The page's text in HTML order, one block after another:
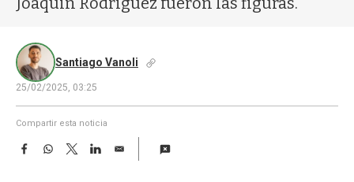
Santiago Vanoli
25/02/2025, 03:25
Compartir esta noticia
F
W
T
w
L
E